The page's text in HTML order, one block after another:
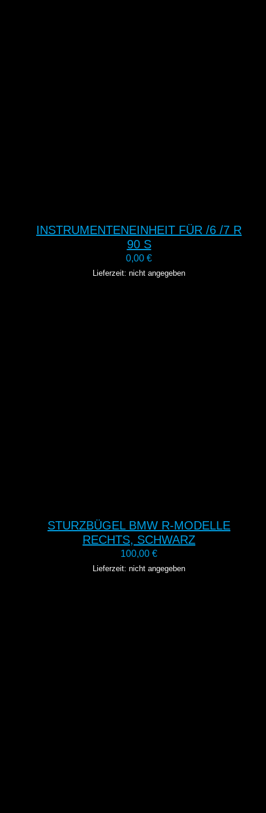
INSTRUMENTENEINHEIT FÜR /6 /7 R
90 S
0,00 €
Lieferzeit: nicht angegeben
STURZBÜGEL BMW R-MODELLE
RECHTS, SCHWARZ
100,00 €
Lieferzeit: nicht angegeben